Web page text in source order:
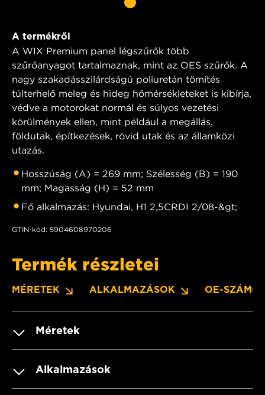
A termékről
A WIX Premium panel légszűrők több
szűrőanyagot tartalmaznak, mint az OES szűrők. A
nagy szakadásszilárdságú poliuretán tömítés
túlterhelő meleg és hideg hőmérsékleteket is kibírja,
védve a motorokat normál és súlyos vezetési
körülmények ellen, mint például a megállás,
földutak, építkezések, rövid utak és az államközi
utazás.
Hosszúság (A) = 269 mm; Szélesség (B) = 190
mm; Magasság (H) = 52 mm
Fő alkalmazás: Hyundai, H1 2,5CRDI 2/08-&gt;
GTIN-kód: 5904608970206
Termék részletei
MÉRETEK ALKALMAZÁSOK OE-
Méretek
Alkalmazások